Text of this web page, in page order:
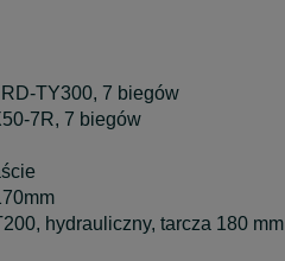
RD-TY300, 7 biegów
7R, 7 biegów
hydrauliczny, tarcza 180 mm